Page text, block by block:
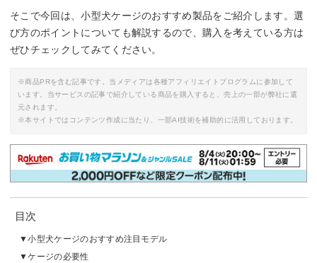
そこで今回は、小型犬ケージのおすすめ製品をご紹介します。選
び方のポイントについても解説するので、購入を考えている方は
ぜひチェックしてみてください。
※商品PRを含む記事です。当メディアは各種アフィリエイトプログラムに参加して
います。当サービスの記事で紹介している商品を購入すると、売上の一部が弊社に還
元されます。
※本サイトではコンテンツ作成に当たり、一部AI技術を補助的に活用しております。
目次
小型犬ケージのおすすめ注目モデル
ケージの必要性